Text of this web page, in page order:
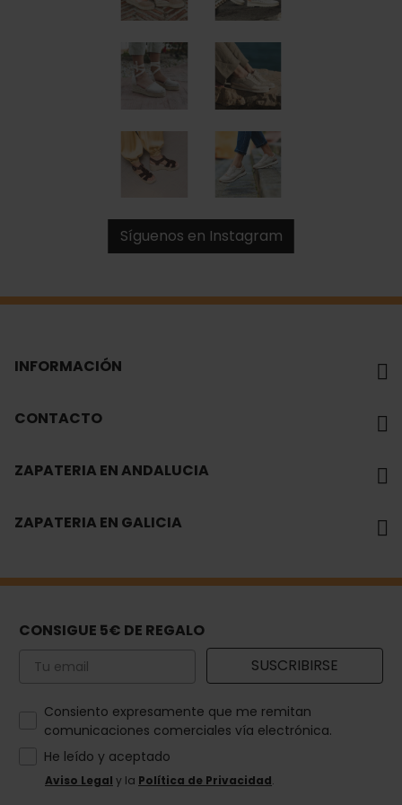
Síguenos en Instagram
INFORMACIÓN
CONTACTO
ZAPATERIA EN ANDALUCIA
ZAPATERIA EN GALICIA
CONSIGUE 5€ DE REGALO
Email SUSCRIBIRSE
How would you like to hear from us?
Consiento expresamente que me remitan
comunicaciones comerciales vía electrónica.
He leído y aceptado
Aviso Legal y la Política de Privacidad.